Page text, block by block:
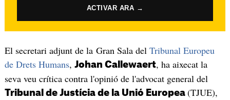
ACTIVAR ARA →
El secretari adjunt de la Gran Sala del Tribunal Europeu
de Drets Humans, Johan Callewaert, ha aixecat la
seva veu crítica contra l'opinió de l'advocat general del
Tribunal de Justícia de la Unió Europea (TJUE),